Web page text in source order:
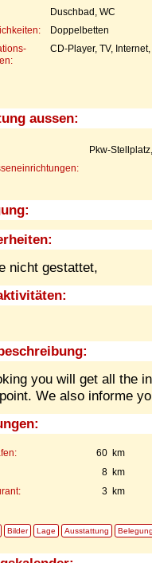
Duschbad, WC
Doppelbetten
CD-Player, TV,
aussen:
Pkw-
nicht gestattet,
you will get all the
We also informe
60 km
8 km
3 km
Bilder Lage Ausstattung